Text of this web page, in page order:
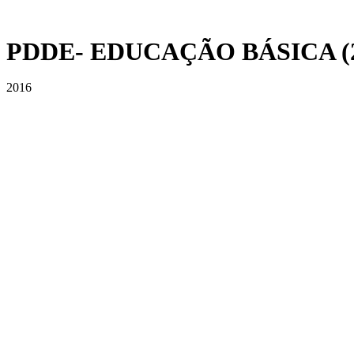
PDDE- EDUCAÇÃO BÁSICA
2016